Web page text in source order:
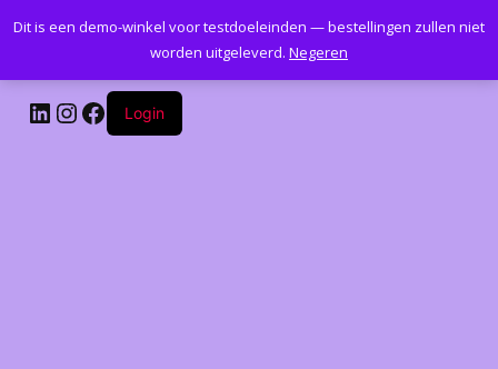
Kantoormeubelenplus.com
LinkedIn
Instagram
Facebook
Login
Dit is een demo-winkel voor testdoeleinden — bestellingen zullen niet
worden uitgeleverd. Negeren